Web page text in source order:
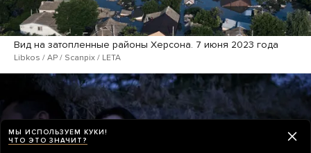
Вид на затопленные районы Херсона. 7 июня 2023 года
Libkos / AP / Scanpix / LETA
МЫ ИСПОЛЬЗУЕМ КУКИ!
ЧТО ЭТО ЗНАЧИТ?